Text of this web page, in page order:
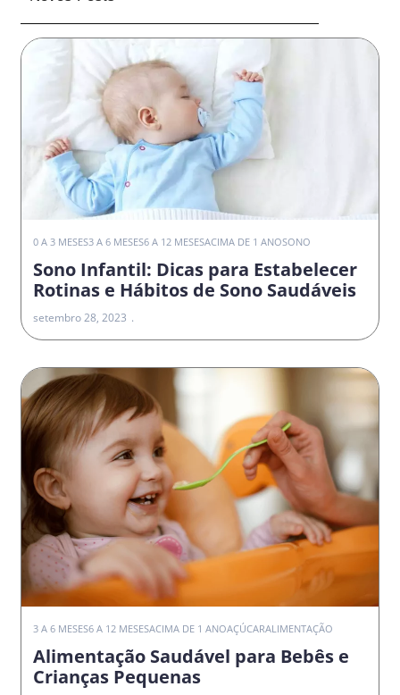
0 A 3 MESES3 A 6 MESES6 A 12 MESESACIMA DE 1 ANOSONO
Sono Infantil: Dicas para Estabelecer
Rotinas e Hábitos de Sono Saudáveis
setembro 28, 2023
3 A 6 MESES6 A 12 MESESACIMA DE 1 ANOAÇÚCARALIMENTAÇÃO
Alimentação Saudável para Bebês e
Crianças Pequenas